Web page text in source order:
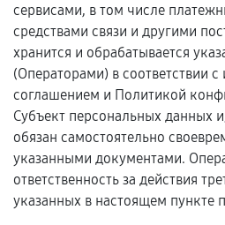
сервисами, в том числе
средствами связи и другими
хранится и обрабатывается
(Операторами) в соответствии
соглашением и Политикой
Субъект персональных данных
обязан самостоятельно
указанными документами.
ответственность за действия
указанных в настоящем пункте